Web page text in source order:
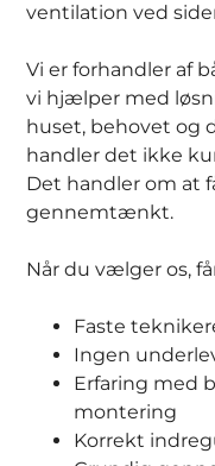
ventilation ved
Vi er forhandler af
vi hjælper med
huset, behovet og
handler det ikke
Det handler om at
gennemtænkt.
Når du vælger os,
Faste
Ingen
Erfaring med
montering
Korrekt